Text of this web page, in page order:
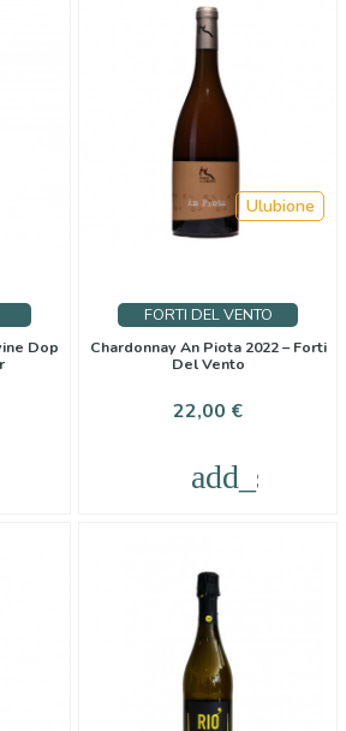
Dop
FORTI DEL VENTO
Chardonnay An Piota 2022 – Forti
Del Vento
Cena
22,00 €
Ulubione